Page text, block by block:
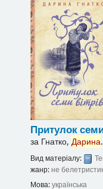
Притулок семи
за Гнатко, Дарина.
Вид матеріалу:
жанр: не
Мова:українська